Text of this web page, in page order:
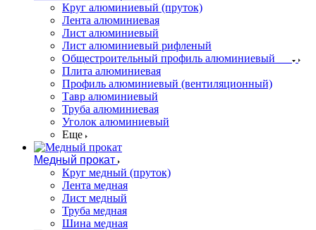
Круг алюминиевый (пруток)
Лента алюминиевая
Лист алюминиевый
Лист алюминиевый рифленый
Общестроительный профиль алюминиевый
Плита алюминиевая
Профиль алюминиевый (вентиляционный)
Тавр алюминиевый
Труба алюминиевая
Уголок алюминиевый
Еще
Медный прокат
Круг медный (пруток)
Лента медная
Лист медный
Труба медная
Шина медная